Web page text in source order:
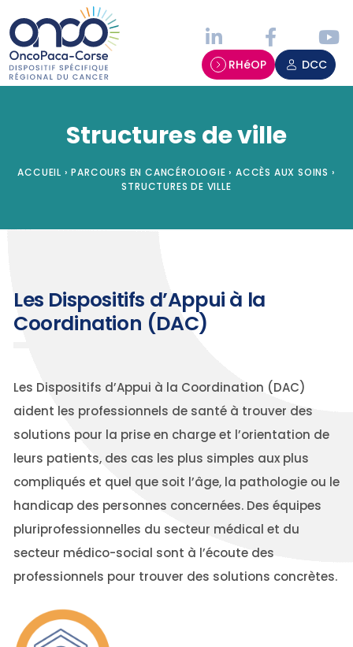
RHéOP DCC
Structures de ville
ACCUEIL › PARCOURS EN CANCÉROLOGIE › ACCÈS AUX SOINS ›
STRUCTURES DE VILLE
Les Dispositifs d’Appui à la
Coordination (DAC)
Les Dispositifs d’Appui à la Coordination (DAC)
aident les professionnels de santé à trouver des
solutions pour la prise en charge et l’orientation de
leurs patients, des cas les plus simples aux plus
compliqués et quel que soit l’âge, la pathologie ou le
handicap des personnes concernées. Des équipes
pluriprofessionnelles du secteur médical et du
secteur médico-social sont à l’écoute des
professionnels pour trouver des solutions concrètes.
Panneau de gestion des cookies